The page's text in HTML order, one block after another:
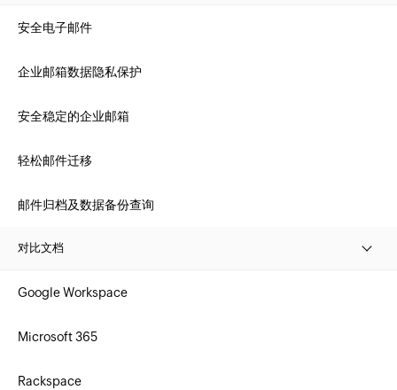
安全电子邮件
企业邮箱数据隐私保护
安全稳定的企业邮箱
轻松邮件迁移
邮件归档及数据备份查询
对比文档
Google Workspace
Microsoft 365
Rackspace